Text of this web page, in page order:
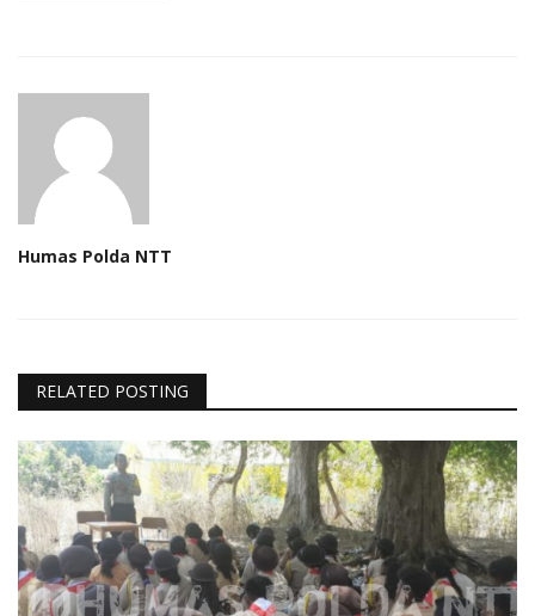
Humas Polda NTT
RELATED POSTING